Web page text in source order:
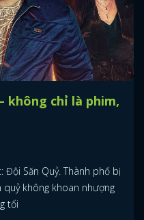
không chỉ là phim,
Đội Săn Quỷ. Thành phố bị
không khoan nhượng
tối